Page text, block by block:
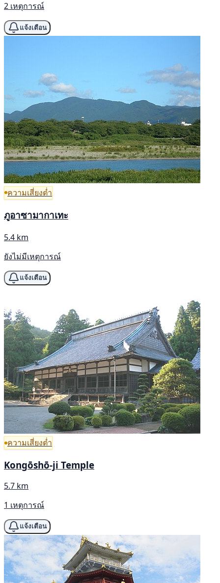
2 เหตุการณ์
แจ้งเตือน
ความเสี่ยงต่ำ
ภูอาซามากาเทะ
5.4 km
ยังไม่มีเหตุการณ์
แจ้งเตือน
ความเสี่ยงต่ำ
Kongōshō-ji Temple
5.7 km
1 เหตุการณ์
แจ้งเตือน